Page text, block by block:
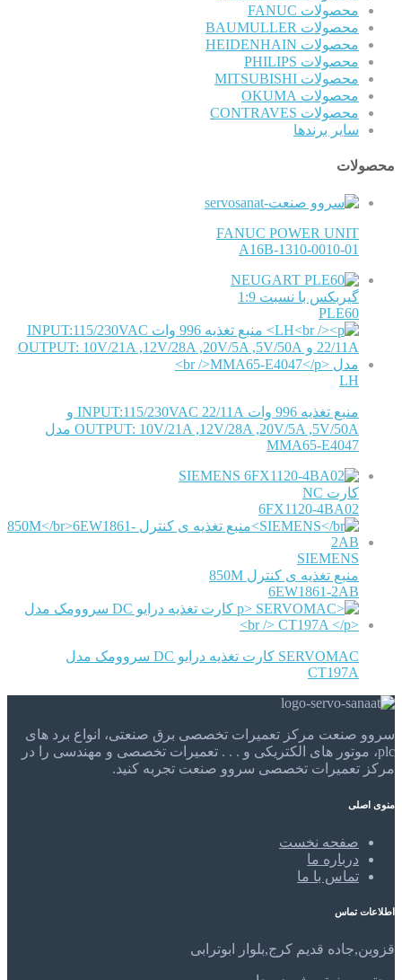
محصولات FANUC
محصولات BAUMULLER
محصولات HEIDENHAIN
محصولات PHILIPS
محصولات MITSUBISHI
محصولات OKUMA
محصولات CONTRAVES
سایر برندها
محصولات
FANUC POWER UNIT
A16B-1310-0010-01
NEUGART
گیربکس با نسبت 1:9
PLE60
LH
منبع تغذیه 996 وات INPUT:115/230VAC 22/11A و
OUTPUT: 10V/21A ,12V/28A ,20V/5A ,5V/50A مدل
MMA65-E4047
SIEMENS
کارت NC
6FX1120-4BA02
SIEMENS
منبع تغذیه ی کنترل 850M
6EW1861-2AB
SERVOMAC کارت تغذیه درایو DC سروومک مدل
CT197A
سروو صنعت مرکز تعمیرات تخصصی برق صنعتی، انواع برد های
plc، موتور های الکتریکی و . . . تعمیرات تخصصی و مهندسی را در
مرکز تعمیرات تخصصی سروو صنعت تجربه کنید.
منوی اصلی
صفحه نخست
درباره ما
تماس با ما
اطلاعات تماس
قزوین,جاده قدیم کرج,بلوار ابوترابی